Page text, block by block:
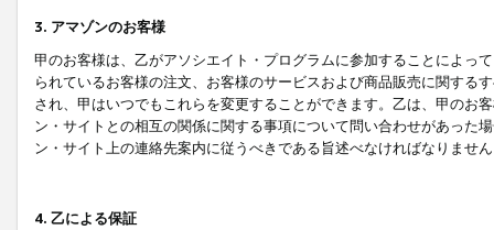
3. アマゾンのお客様
甲のお客様は、乙がアソシエイト・プログラムに参加することによっ
られているお客様の注文、お客様のサービスおよび商品販売に関する
され、甲はいつでもこれらを変更することができます。乙は、甲のお
ン・サイトとの相互の関係に関する事項について問い合わせがあった
ン・サイト上の連絡先案内に従うべきである旨述べなければなりませ
4. 乙による保証